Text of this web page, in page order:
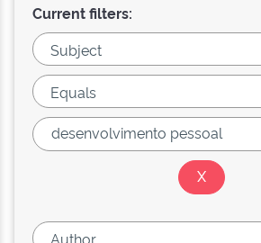
Current filters: